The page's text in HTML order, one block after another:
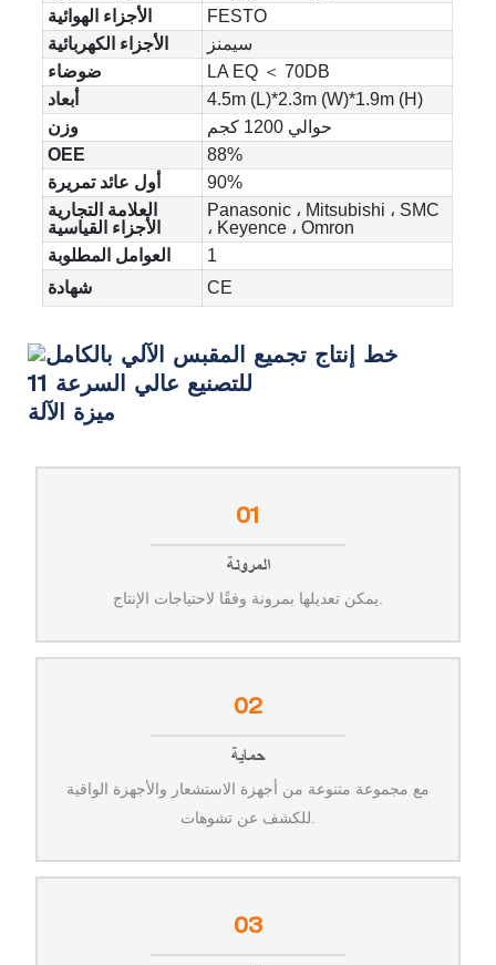
الأجزاء الهوائية
FESTO
الأجزاء الكهربائية
سيمنز
ضوضاء
LA EQ ＜ 70DB
أبعاد
4.5m (L)*2.3m (W)*1.9m (H)
وزن
حوالي 1200 كجم
OEE
88%
أول عائد تمريرة
90%
العلامة التجارية
الأجزاء القياسية
Panasonic ، Mitsubishi ، SMC
، Keyence ، Omron
العوامل المطلوبة
1
شهادة
CE
ميزة الآلة
01
المرونة
يمكن تعديلها بمرونة وفقًا لاحتياجات الإنتاج.
02
حماية
مع مجموعة متنوعة من أجهزة الاستشعار والأجهزة الواقية
للكشف عن تشوهات.
03